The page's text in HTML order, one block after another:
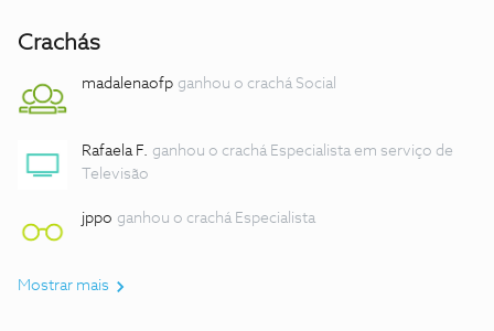
Crachás
madalenaofp ganhou o crachá Social
Rafaela F. ganhou o crachá Especialista em serviço de
Televisão
jppo ganhou o crachá Especialista
Mostrar mais